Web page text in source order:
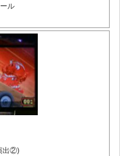
ル
出②)